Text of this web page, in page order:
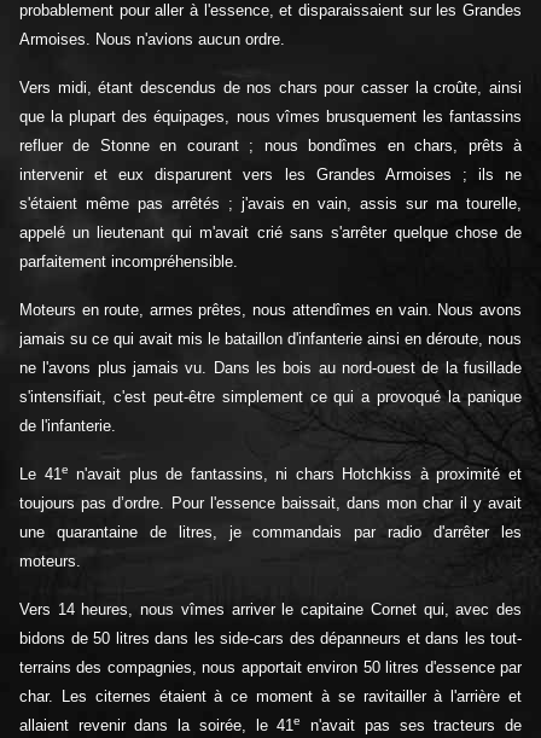
probablement pour aller à l'essence, et disparaissaient sur les Grandes
Armoises. Nous n'avions aucun ordre.
Vers midi, étant descendus de nos chars pour casser la croûte, ainsi
que la plupart des équipages, nous vîmes brusquement les fantassins
refluer de Stonne en courant ; nous bondîmes en chars, prêts à
intervenir et eux disparurent vers les Grandes Armoises ; ils ne
s'étaient même pas arrêtés ; j'avais en vain, assis sur ma tourelle,
appelé un lieutenant qui m'avait crié sans s'arrêter quelque chose de
parfaitement incompréhensible.
Moteurs en route, armes prêtes, nous attendîmes en vain. Nous avons
jamais su ce qui avait mis le bataillon d'infanterie ainsi en déroute, nous
ne l'avons plus jamais vu. Dans les bois au nord-ouest de la fusillade
s'intensifiait, c'est peut-être simplement ce qui a provoqué la panique
de l'infanterie.
Le 41e
n'avait plus de fantassins, ni chars Hotchkiss à proximité et
toujours pas d’ordre. Pour l'essence baissait, dans mon char il y avait
une quarantaine de litres, je commandais par radio d'arrêter les
moteurs.
Vers 14 heures, nous vîmes arriver le capitaine Cornet qui, avec des
bidons de 50 litres dans les side-cars des dépanneurs et dans les tout-
terrains des compagnies, nous apportait environ 50 litres d'essence par
char. Les citernes étaient à ce moment à se ravitailler à l'arrière et
allaient revenir dans la soirée, le 41e
n'avait pas ses tracteurs de